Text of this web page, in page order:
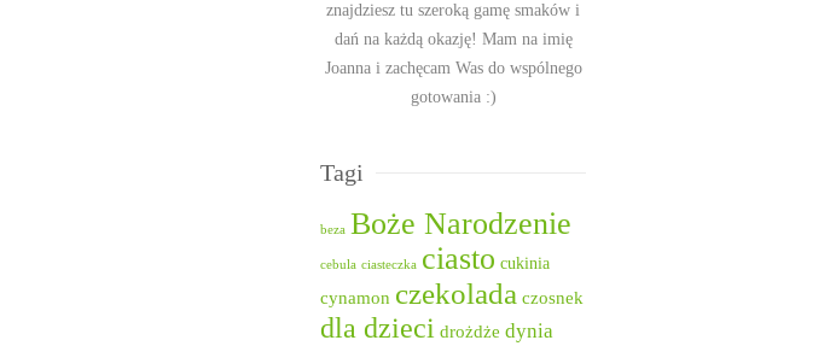
znajdziesz tu szeroką gamę smaków i
dań na każdą okazję! Mam na imię
Joanna i zachęcam Was do wspólnego
gotowania :)
Tagi
beza Boże Narodzenie
cebula ciasteczka ciasto cukinia
cynamon czekolada czosnek
dla dzieci drożdże dynia